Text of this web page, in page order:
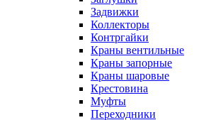
Задвижки
Коллекторы
Контргайки
Краны вентильные
Краны запорные
Краны шаровые
Крестовина
Муфты
Переходники